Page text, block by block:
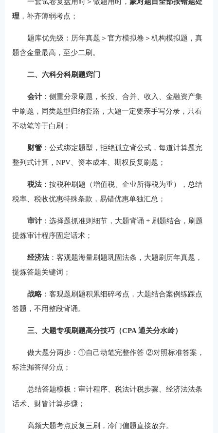
理 ，补齐薄弱考点；
题库优先级：历年真题＞官方模拟卷＞机构模拟题，真
题含金量最高，至少二刷。
二、六科分科刷题窍门
会计：侧重分录刷题，长投、合并、收入、金融资产集
中刷题，同类题型归纳套路，大题一定要亲手写分录，只看
不动笔等于白刷；
财管：公式绑定题型，拒绝孤立背公式，每道计算题完
整列式计算，NPV、资本成本、期权反复刷题；
税法：按税种刷题（增值税、企业所得税为重），总结
税率、税收优惠特殊条款，易错优惠单独汇总；
审计：选择题抓准则细节，大题背诵 + 刷题结合，刷题
提炼审计程序固定话术；
经济法：客观题海量刷题巩固法条，大题刷历年真题，
提炼答题关键词；
战略：客观题刷题积累细碎考点，大题结合案例练踩点
答题，不用整段背诵。
三、大题专项刷题高分技巧（CPA 通关分水岭）
做大题分两步：①自己动笔完整作答 ②对照标准答案，
标注漏答得分点；
总结答题模板：审计程序、税法计税步骤、经济法法条
话术、财管计算步骤；
高频大题考点反复三刷，冷门偏题直接放弃。